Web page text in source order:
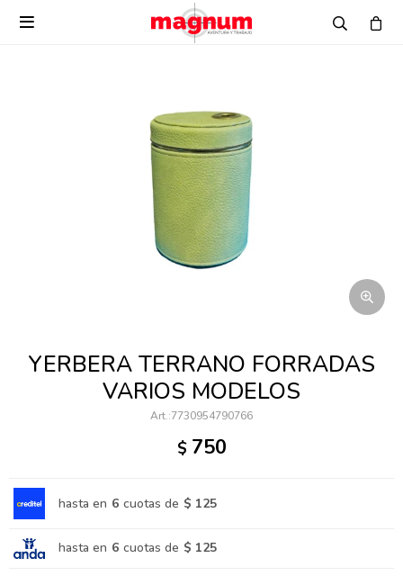

YERBERA TERRANO FORRADAS
VARIOS MODELOS
7730954790766
$ 750
hasta en 6 cuotas de $ 125
hasta en 6 cuotas de $ 125